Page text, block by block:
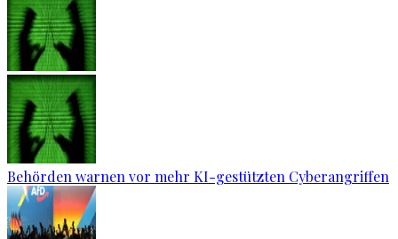
Behörden warnen vor mehr KI-gestützten Cyberangriffen